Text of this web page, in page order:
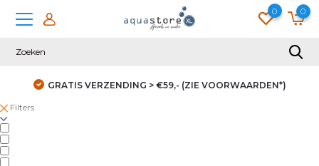
0 0
GRATIS VERZENDING > €59,- (ZIE VOORWAARDEN*)
Filters